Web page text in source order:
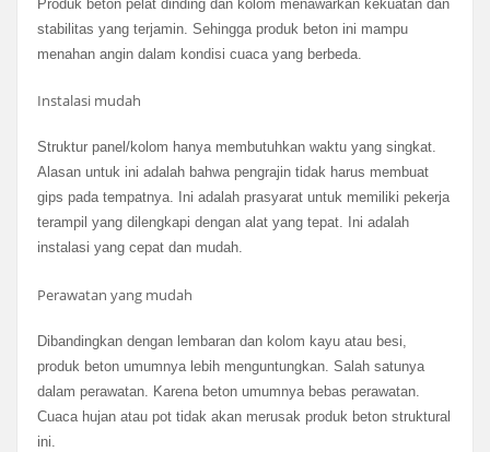
Produk beton pelat dinding dan kolom menawarkan kekuatan dan
stabilitas yang terjamin. Sehingga produk beton ini mampu
menahan angin dalam kondisi cuaca yang berbeda.
Instalasi mudah
Struktur panel/kolom hanya membutuhkan waktu yang singkat.
Alasan untuk ini adalah bahwa pengrajin tidak harus membuat
gips pada tempatnya. Ini adalah prasyarat untuk memiliki pekerja
terampil yang dilengkapi dengan alat yang tepat. Ini adalah
instalasi yang cepat dan mudah.
Perawatan yang mudah
Dibandingkan dengan lembaran dan kolom kayu atau besi,
produk beton umumnya lebih menguntungkan. Salah satunya
dalam perawatan. Karena beton umumnya bebas perawatan.
Cuaca hujan atau pot tidak akan merusak produk beton struktural
ini.